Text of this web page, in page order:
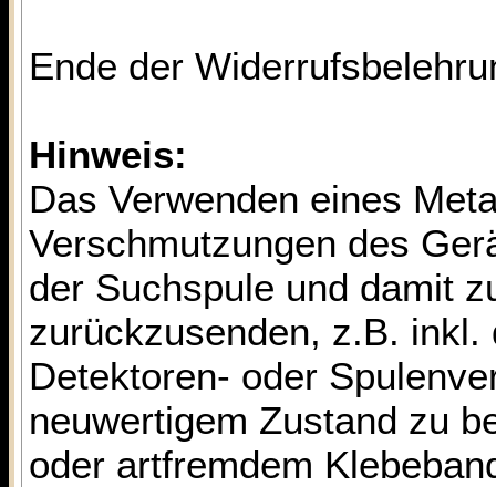
Ende der
Hinweis:
Das Verwenden eines
Verschmutzungen des
der Suchspule und damit
zurückzusenden, z.B.
Detektoren- oder
neuwertigem Zustand zu
oder artfremdem